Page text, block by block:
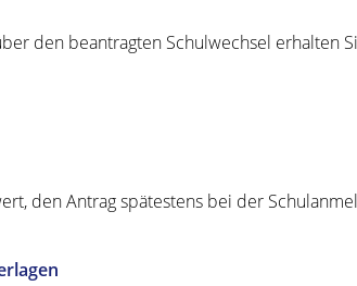
den beantragten Schulwechsel erhalten
den Antrag spätestens bei der